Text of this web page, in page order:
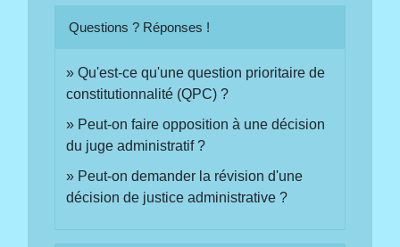
Questions ? Réponses !
Qu'est-ce qu'une question prioritaire de
constitutionnalité (QPC) ?
Peut-on faire opposition à une décision
du juge administratif ?
Peut-on demander la révision d'une
décision de justice administrative ?